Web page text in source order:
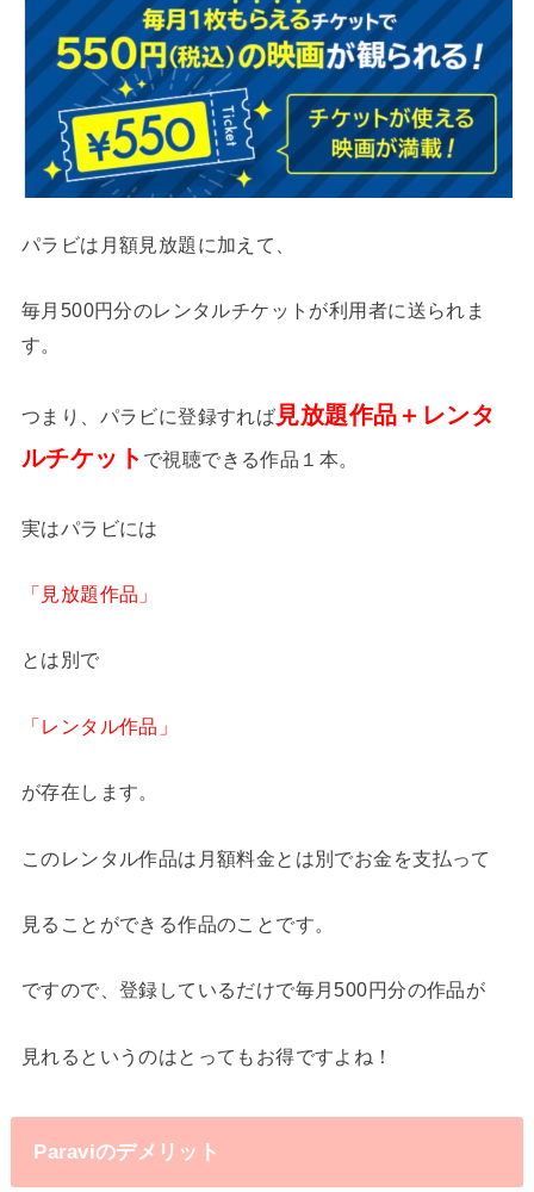
パラビは月額見放題に加えて、
毎月500円分のレンタルチケットが利用者に送られま
す。
つまり、パラビに登録すれば 見放題作品＋レンタ
ルチケット で視聴できる作品１本。
実はパラビには
「見放題作品」
とは別で
「レンタル作品」
が存在します。
このレンタル作品は月額料金とは別でお金を支払って
見ることができる作品のことです。
ですので、登録しているだけで毎月500円分の作品が
見れるというのはとってもお得ですよね！
Paraviのデメリット